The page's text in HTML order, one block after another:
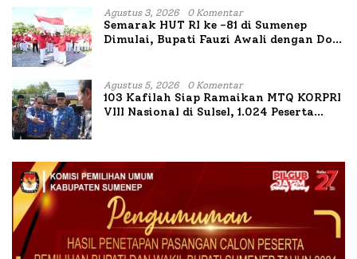
Agustus 3, 2026 0 Komentar
Semarak HUT RI ke -81 di Sumenep
Dimulai, Bupati Fauzi Awali dengan Doa
Agustus 5, 2026 0 Komentar
103 Kafilah Siap Ramaikan MTQ KORPRI
VIII Nasional di Sulsel, 1.024 Peserta